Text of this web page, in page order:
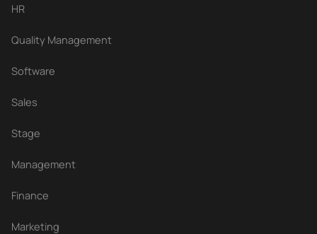
HR
Quality Management
Software
Sales
Stage
Management
Finance
Marketing